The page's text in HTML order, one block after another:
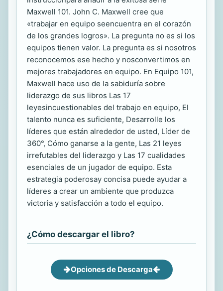
Maxwell 101. John C. Maxwell cree que
«trabajar en equipo seencuentra en el corazón
de los grandes logros». La pregunta no es si los
equipos tienen valor. La pregunta es si nosotros
reconocemos ese hecho y nosconvertimos en
mejores trabajadores en equipo. En Equipo 101,
Maxwell hace uso de la sabiduría sobre
liderazgo de sus libros Las 17
leyesincuestionables del trabajo en equipo, El
talento nunca es suficiente, Desarrolle los
líderes que están alrededor de usted, Líder de
360°, Cómo ganarse a la gente, Las 21 leyes
irrefutables del liderazgo y Las 17 cualidades
esenciales de un jugador de equipo. Esta
estrategia poderosay concisa puede ayudar a
líderes a crear un ambiente que produzca
victoria y satisfacción a todo el equipo.
¿Cómo descargar el libro?
Opciones de Descarga